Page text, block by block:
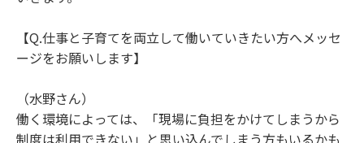
【Q.仕事と子育てを両立して働いていきたい方へメッセ
ージをお願いします】
（水野さん）
働く環境によっては、「現場に負担をかけてしまうから
制度は利用できない」と思い込んでしまう方もいるかも